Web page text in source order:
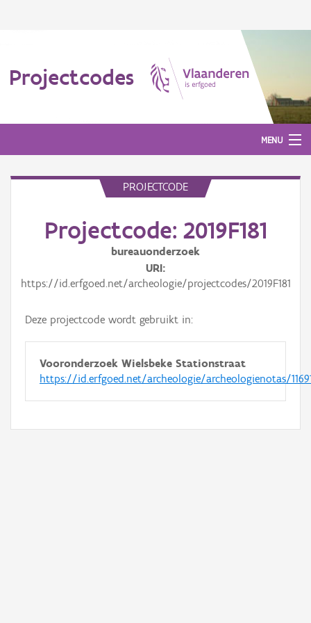
Projectcodes
MENU
PROJECTCODE
Projectcode: 2019F181
bureauonderzoek
URI
https://id.erfgoed.net/archeologie/projectcodes/2019F181
Deze projectcode wordt gebruikt in:
Vooronderzoek Wielsbeke Stationstraat
https://id.erfgoed.net/archeologie/archeologienotas/